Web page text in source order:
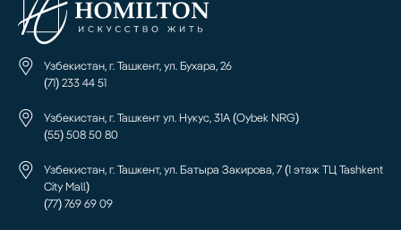
Узбекистан, г. Ташкент, ул. Бухара, 26
(71) 233 44 51
Узбекистан, г. Ташкент ул. Нукус, 31А (Oybek NRG)
(55) 508 50 80
Узбекистан, г. Ташкент, ул. Батыра Закирова, 7 (1 этаж ТЦ Tashkent
City Mall)
(77) 769 69 09